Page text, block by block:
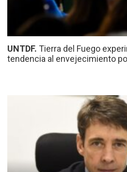
UNTDF. Tierra del Fuego
tendencia al envejecimiento